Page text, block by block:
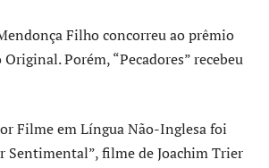
Filho concorreu ao prêmio
Porém, “Pecadores” recebeu
Filme em Língua Não-Inglesa foi
Sentimental”, filme de Joachim Trier